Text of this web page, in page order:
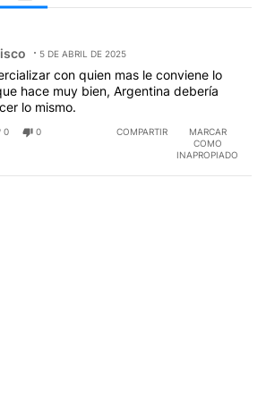
5 DE ABRIL DE 2025
con quien mas le conviene lo
hace muy bien, Argentina debería
lo mismo.
0 0 COMPARTIR
MARCAR
COMO
INAPROPIADO